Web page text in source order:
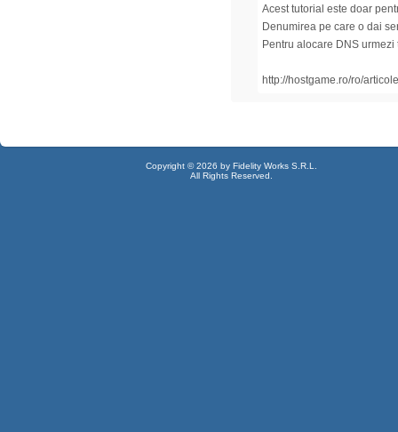
Acest tutorial este doar
Denumirea pe care o dai
Pentru alocare DNS urmezi
http://hostgame.ro/ro/
Copyright © 2026 by Fidelity Works S.R.L.
All Rights Reserved.